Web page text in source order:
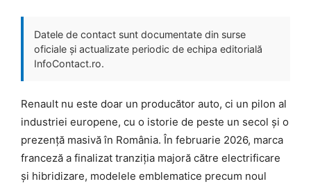
Datele de contact sunt documentate din surse
oficiale și actualizate periodic de echipa editorială
InfoContact.ro.
Renault nu este doar un producător auto, ci un pilon al
industriei europene, cu o istorie de peste un secol și o
prezență masivă în România. În februarie 2026, marca
franceză a finalizat tranziția majoră către electrificare
și hibridizare, modelele emblematice precum noul